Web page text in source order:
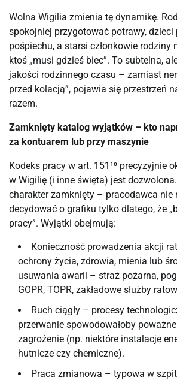
Wolna Wigilia zmienia tę dynamikę.
spokojniej przygotować potrawy, dzieci
pośpiechu, a starsi członkowie rodziny
ktoś „musi gdzieś biec”. To subtelna,
jakości rodzinnego czasu – zamiast
przed kolacją”, pojawia się przestrzeń
razem.
Zamknięty katalog wyjątków – kto
za kontuarem lub przy maszynie
Kodeks pracy w art. 151¹⁰ precyzyjnie
w Wigilię (i inne święta) jest
charakter zamknięty – pracodawca nie
decydować o grafiku tylko dlatego, że
pracy”. Wyjątki obejmują:
Konieczność prowadzenia akcji
ochrony życia, zdrowia, mienia lub
usuwania awarii – straż pożarna,
GOPR, TOPR, zakładowe służby
Ruch ciągły – procesy
przerwanie spowodowałoby
zagrożenie (np. niektóre instalacje
hutnicze czy chemiczne).
Praca zmianowa – typowa w